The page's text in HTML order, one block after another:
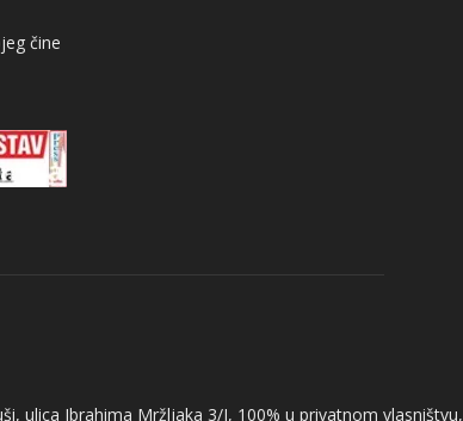
čine
ulica Ibrahima Mržljaka 3/I, 100% u privatnom vlasništvu,